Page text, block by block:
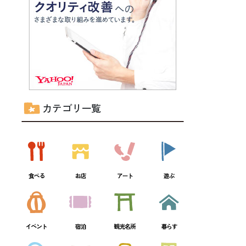
カテゴリ一覧
食べる お店 アート 遊ぶ
イベント 宿泊 観光名所 暮らす